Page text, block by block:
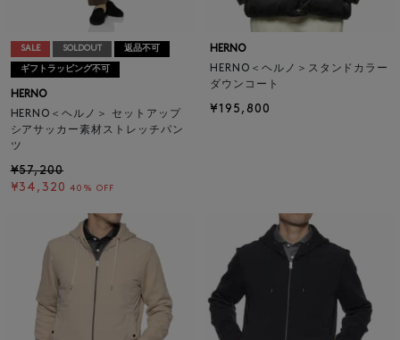
SALE SOLDOUT 返品不可
ギフトラッピング不可
HERNO
HERNO＜ヘルノ＞ セットアップ
シアサッカー素材ストレッチパン
ツ
¥57,200
¥34,320 40% OFF
HERNO
HERNO＜ヘルノ＞スタンドカラー
ダウンコート
¥195,800